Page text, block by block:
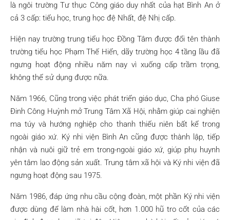
là ngôi trường Tư thục Công giáo duy nhất của hạt Bình An ở
cả 3 cấp: tiểu học, trung học đệ Nhất, đệ Nhị cấp.
Hiện nay trường trung tiểu học Đồng Tâm được đổi tên thành
trường tiểu học Phạm Thế Hiển, dãy trường học 4 tầng lầu đã
ngưng hoạt động nhiều năm nay vì xuống cấp trầm trọng,
không thể sử dụng được nữa.
Năm 1966, Cũng trong việc phát triển giáo dục, Cha phó Giuse
Đinh Công Huỳnh mở Trung Tâm Xã Hội, nhằm giúp cai nghiện
ma túy và hướng nghiệp cho thanh thiếu niên bất kể trong
ngoài giáo xứ. Ký nhi viện Bình An cũng được thành lập, tiếp
nhận và nuôi giữ trẻ em trong-ngoài giáo xứ, giúp phụ huynh
yên tâm lao động sản xuất. Trung tâm xã hội và Ký nhi viện đã
ngưng hoạt động sau 1975.
Năm 1986, đáp ứng nhu cầu cộng đoàn, một phần Ký nhi viện
được dùng để làm nhà hài cốt, hơn 1.000 hũ tro cốt của các